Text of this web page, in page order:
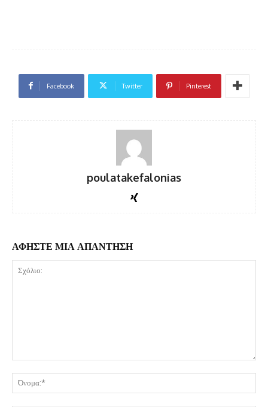
Facebook Twitter Pinterest
poulatakefalonias
ΑΦΗΣΤΕ ΜΙΑ ΑΠΑΝΤΗΣΗ